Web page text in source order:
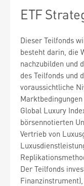
ETF
Dieser Teilfonds
besteht darin, die
nachzubilden und
des Teilfonds und
voraussichtliche
Global Luxury
börsennotierten
Vertrieb von
Der Teilfonds